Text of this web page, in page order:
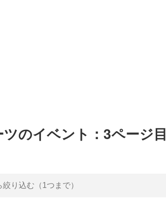
のイベント：3ページ目